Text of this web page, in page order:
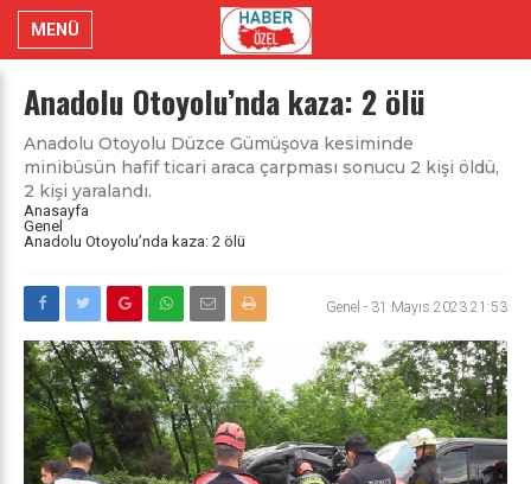
MENÜ
Anadolu Otoyolu’nda kaza: 2 ölü
Anadolu Otoyolu Düzce Gümüşova kesiminde
minibüsün hafif ticari araca çarpması sonucu 2 kişi öldü,
2 kişi yaralandı.
Anasayfa
Genel
Anadolu Otoyolu’nda kaza: 2 ölü
Genel - 31 Mayıs 2023 21:53